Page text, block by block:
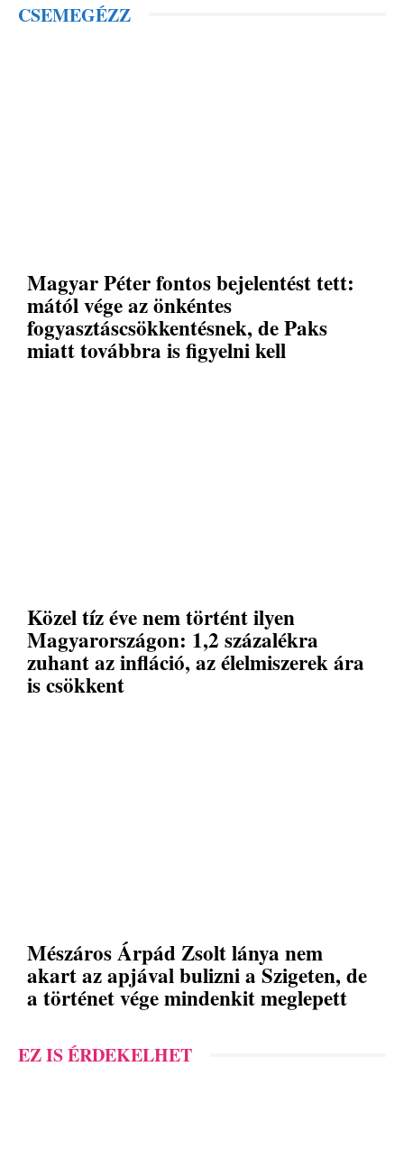
CSEMEGÉZZ
Magyar Péter fontos bejelentést tett:
mától vége az önkéntes
fogyasztáscsökkentésnek, de Paks
miatt továbbra is figyelni kell
Közel tíz éve nem történt ilyen
Magyarországon: 1,2 százalékra
zuhant az infláció, az élelmiszerek ára
is csökkent
Mészáros Árpád Zsolt lánya nem
akart az apjával bulizni a Szigeten, de
a történet vége mindenkit meglepett
EZ IS ÉRDEKELHET